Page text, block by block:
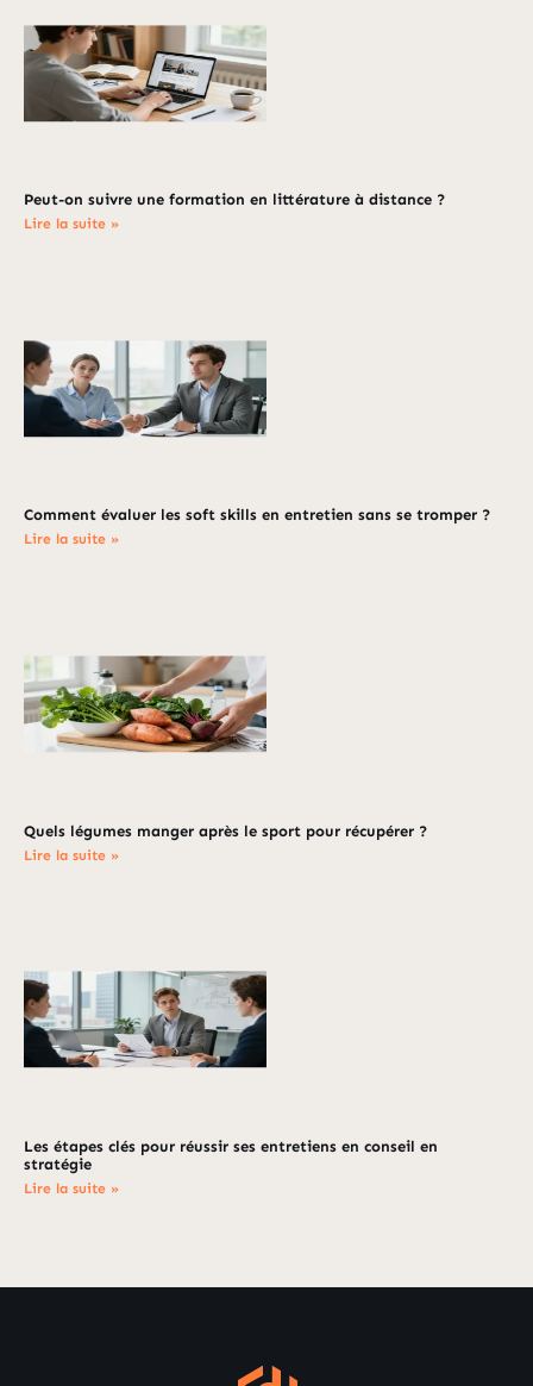
Peut-on suivre une formation en littérature à distance ?
Lire la suite »
Comment évaluer les soft skills en entretien sans se tromper ?
Lire la suite »
Quels légumes manger après le sport pour récupérer ?
Lire la suite »
Les étapes clés pour réussir ses entretiens en conseil en
stratégie
Lire la suite »